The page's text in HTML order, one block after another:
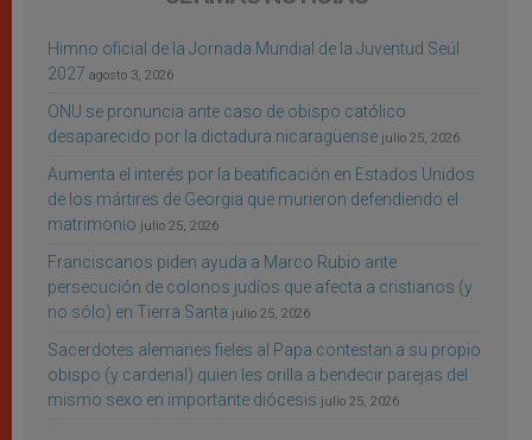
Himno oficial de la Jornada Mundial de la Juventud Seúl
2027 agosto 3, 2026
ONU se pronuncia ante caso de obispo católico
desaparecido por la dictadura nicaragüense julio 25, 2026
Aumenta el interés por la beatificación en Estados Unidos
de los mártires de Georgia que murieron defendiendo el
matrimonio julio 25, 2026
Franciscanos piden ayuda a Marco Rubio ante
persecución de colonos judíos que afecta a cristianos (y
no sólo) en Tierra Santa julio 25, 2026
Sacerdotes alemanes fieles al Papa contestan a su propio
obispo (y cardenal) quien les orilla a bendecir parejas del
mismo sexo en importante diócesis julio 25, 2026